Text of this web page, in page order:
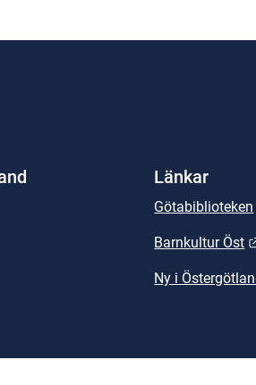
Länkar
Götabiblioteken
Barnkultur Öst
Ny i